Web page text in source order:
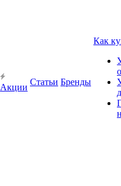
Акции
Статьи Бренды
Как